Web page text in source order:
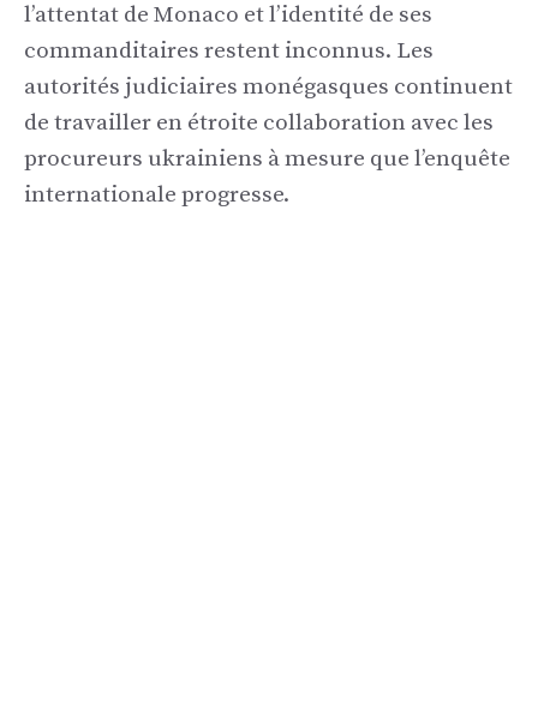
l’attentat de Monaco et l’identité de ses
commanditaires restent inconnus. Les
autorités judiciaires monégasques continuent
de travailler en étroite collaboration avec les
procureurs ukrainiens à mesure que l’enquête
internationale progresse.